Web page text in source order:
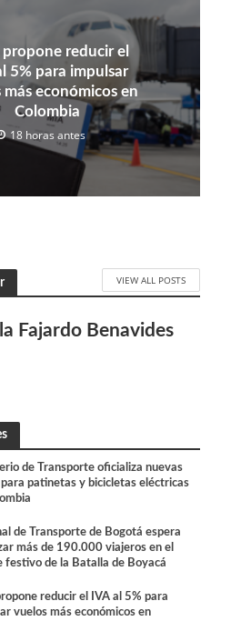
propone reducir el
5% para impulsar
más económicos en
Colombia
18 horas antes
VIEW ALL POSTS
Fajardo Benavides
de Transporte oficializa nuevas
patinetas y bicicletas eléctricas
de Transporte de Bogotá espera
más de 190.000 viajeros en el
festivo de la Batalla de Boyacá
reducir el IVA al 5% para
vuelos más económicos en